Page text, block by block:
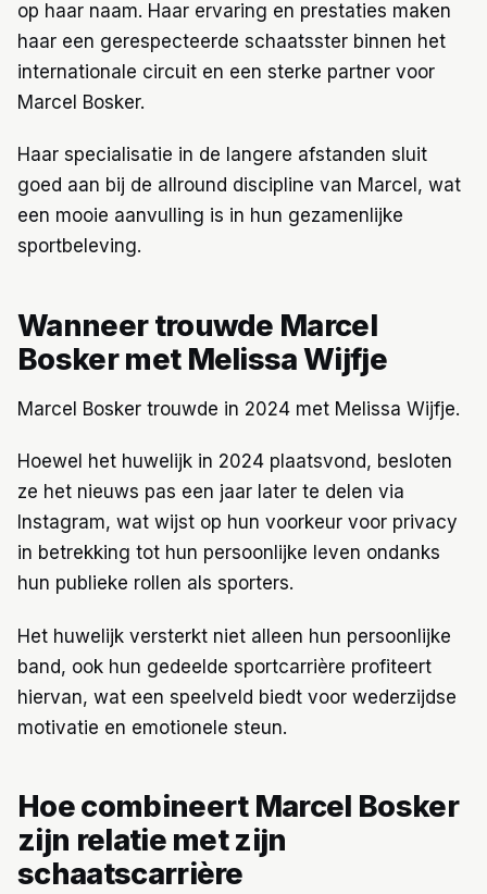
op haar naam. Haar ervaring en prestaties maken
haar een gerespecteerde schaatsster binnen het
internationale circuit en een sterke partner voor
Marcel Bosker.
Haar specialisatie in de langere afstanden sluit
goed aan bij de allround discipline van Marcel, wat
een mooie aanvulling is in hun gezamenlijke
sportbeleving.
Wanneer trouwde Marcel
Bosker met Melissa Wijfje
Marcel Bosker trouwde in 2024 met Melissa Wijfje.
Hoewel het huwelijk in 2024 plaatsvond, besloten
ze het nieuws pas een jaar later te delen via
Instagram, wat wijst op hun voorkeur voor privacy
in betrekking tot hun persoonlijke leven ondanks
hun publieke rollen als sporters.
Het huwelijk versterkt niet alleen hun persoonlijke
band, ook hun gedeelde sportcarrière profiteert
hiervan, wat een speelveld biedt voor wederzijdse
motivatie en emotionele steun.
Hoe combineert Marcel Bosker
zijn relatie met zijn
schaatscarrière